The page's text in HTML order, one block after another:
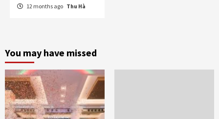
12 months ago Thu Hà
You may have missed